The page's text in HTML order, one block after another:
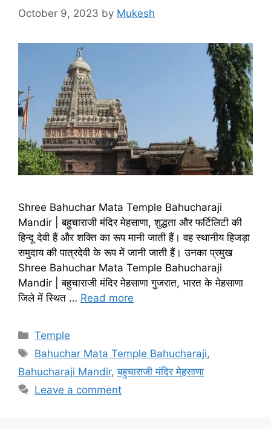
October 9, 2023 by Mukesh
Shree Bahuchar Mata Temple Bahucharaji
Mandir | बहुचाराजी मंदिर मेहसाणा, शुद्धता और फर्टिलिटी की
हिन्दू देवी हैं और शक्ति का रूप मानी जाती हैं। वह स्थानीय हिजड़ा
समुदाय की पात्रदेवी के रूप में जानी जाती हैं। उनका प्रमुख
Shree Bahuchar Mata Temple Bahucharaji
Mandir | बहुचाराजी मंदिर मेहसाणा गुजरात, भारत के मेहसाणा
जिले में स्थित … Read more
Categories
Temple
Tags
Bahuchar Mata Temple Bahucharaji,
Bahucharaji Mandir,बहुचाराजी मंदिर मेहसाणा
Leave a comment